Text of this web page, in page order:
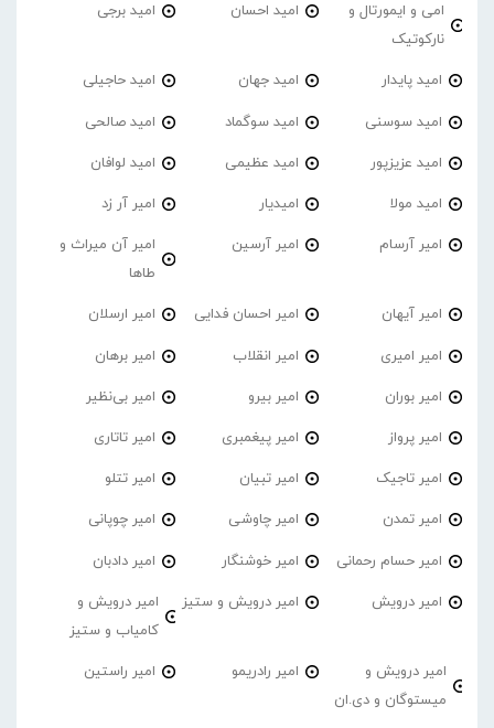
امی و ایمورتال و
نارکوتیک
امید احسان امید برجی
امید پایدار امید جهان امید حاجیلی
امید سوسنی امید سوگماد امید صالحی
امید عزیزپور امید عظیمی امید لوافان
امید مولا امیدیار امیر آر زد
امیر آرسام امیر آرسین
امیر آن میراث و
طاها
امیر آیهان امیر احسان فدایی امیر ارسلان
امیر امیری امیر انقلاب امیر برهان
امیر‌ بوران امیر بیرو امیر بی‌نظیر
امیر پرواز امیر پیغمبری امیر تاتاری
امیر تاجیک امیر تبیان امیر تتلو
امیر تمدن امیر چاوشی امیر چوپانی
امیر حسام رحمانی امیر خوشنگار امیر دادبان
امیر درویش امیر درویش و ستیز
امیر درویش و
کامیاب و ستیز
امیر درویش و
میستوگان و دی.ان
امیر رادریمو امیر راستین